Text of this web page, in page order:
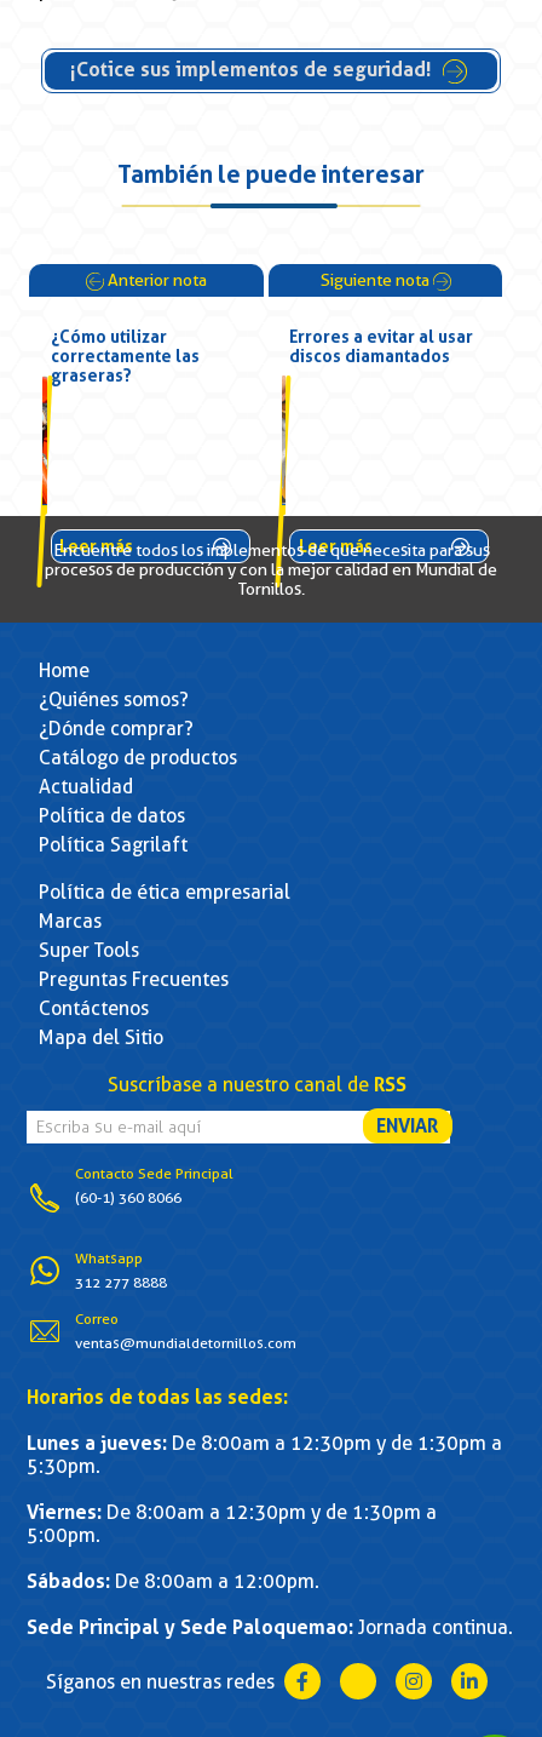
¡Cotice sus implementos de seguridad!
También le puede interesar
Anterior nota
¿Cómo utilizar
correctamente las
graseras?
Leer más
Siguiente nota
Errores a evitar al usar
discos diamantados
Leer más
Encuentre todos los implementos de que necesita para sus
procesos de producción y con la mejor calidad en Mundial de
Tornillos.
Home
¿Quiénes somos?
¿Dónde comprar?
Catálogo de productos
Actualidad
Política de datos
Política Sagrilaft
Política de ética empresarial
Marcas
Super Tools
Preguntas Frecuentes
Contáctenos
Mapa del Sitio
Suscríbase a nuestro canal de RSS
Contacto Sede Principal
(60-1) 360 8066
Whatsapp
312 277 8888
Correo
ventas@mundialdetornillos.com
Horarios de todas las sedes:
Lunes a jueves: De 8:00am a 12:30pm y de 1:30pm a
5:30pm.
Viernes: De 8:00am a 12:30pm y de 1:30pm a
5:00pm.
Sábados: De 8:00am a 12:00pm.
Sede Principal y Sede Paloquemao: Jornada continua.
Síganos en nuestras redes